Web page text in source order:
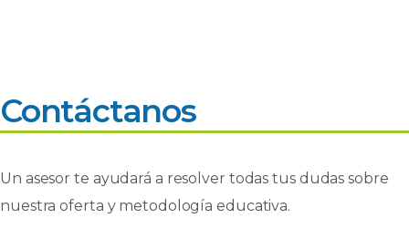
Contáctanos
Un asesor te ayudará a resolver todas tus dudas sobre
nuestra oferta y metodología educativa.